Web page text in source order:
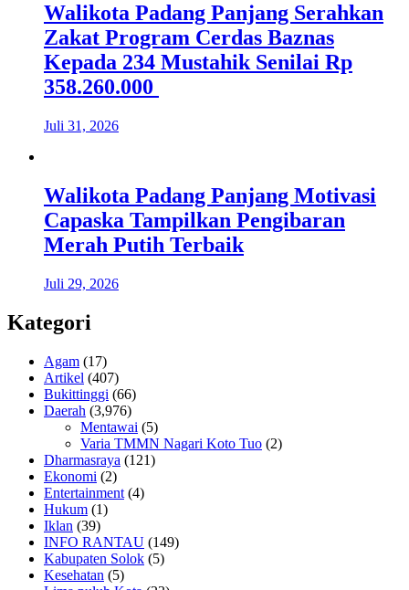
Walikota Padang Panjang Serahkan
Zakat Program Cerdas Baznas
Kepada 234 Mustahik Senilai Rp
358.260.000
Juli 31, 2026
Walikota Padang Panjang Motivasi
Capaska Tampilkan Pengibaran
Merah Putih Terbaik
Juli 29, 2026
Kategori
Agam (17)
Artikel (407)
Bukittinggi (66)
Daerah (3,976)
Mentawai (5)
Varia TMMN Nagari Koto Tuo (2)
Dharmasraya (121)
Ekonomi (2)
Entertainment (4)
Hukum (1)
Iklan (39)
INFO RANTAU (149)
Kabupaten Solok (5)
Kesehatan (5)